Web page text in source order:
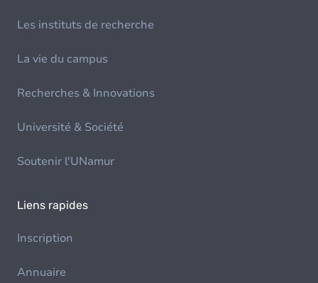
Les instituts de recherche
La vie du campus
Recherches & Innovations
Université & Société
Soutenir l'UNamur
Liens rapides
Inscription
Annuaire